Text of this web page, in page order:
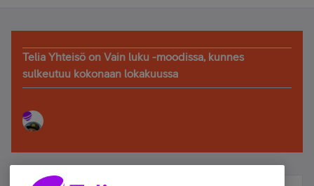
Telia Yhteisö on Vain luku -moodissa, kunnes
sulkeutuu kokonaan lokakuussa